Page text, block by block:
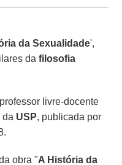
da Sexualidade',
dafilosofia
livre-docente
da USP, publicada por
obra "A História da